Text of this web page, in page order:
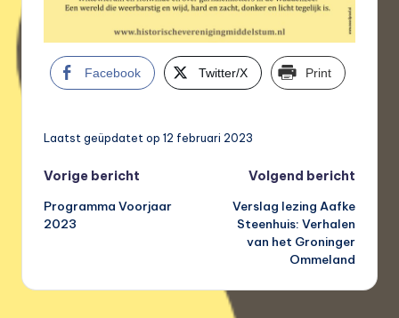
Facebook Twitter/X Print
Laatst geüpdatet op 12 februari 2023
Bericht
navigatie
Vorige bericht
Programma Voorjaar
2023
Volgend bericht
Verslag lezing Aafke
Steenhuis: Verhalen
van het Groninger
Ommeland